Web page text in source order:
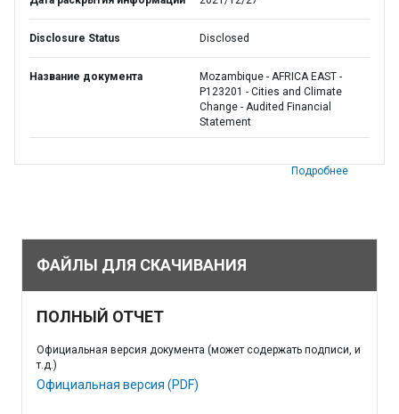
Disclosure Status Disclosed
Название документа
Mozambique - AFRICA EAST -
P123201 - Cities and Climate
Change - Audited Financial
Statement
Подробнее
ФАЙЛЫ ДЛЯ СКАЧИВАНИЯ
ПОЛНЫЙ ОТЧЕТ
Официальная версия документа (может содержать подписи, и
т.д.)
Официальная версия (PDF)